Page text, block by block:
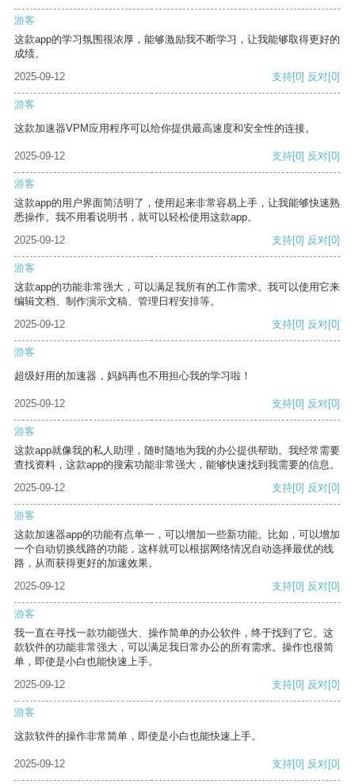
游客
这款app的学习氛围很浓厚，能够激励我不断学习，让我能够取得更好的
成绩。
2025-09-12
支持[0] 反对[0]
游客
这款加速器VPM应用程序可以给你提供最高速度和安全性的连接。
2025-09-12 支持[0] 反对[0]
游客
这款app的用户界面简洁明了，使用起来非常容易上手，让我能够快速熟
悉操作。我不用看说明书，就可以轻松使用这款app。
2025-09-12
支持[0] 反对[0]
游客
这款app的功能非常强大，可以满足我所有的工作需求。我可以使用它来
编辑文档、制作演示文稿、管理日程安排等。
2025-09-12
支持[0] 反对[0]
游客
超级好用的加速器，妈妈再也不用担心我的学习啦！
2025-09-12 支持[0] 反对[0]
游客
这款app就像我的私人助理，随时随地为我的办公提供帮助。我经常需要
查找资料，这款app的搜索功能非常强大，能够快速找到我需要的信息。
2025-09-12
支持[0] 反对[0]
游客
这款加速器app的功能有点单一，可以增加一些新功能。比如，可以增加
一个自动切换线路的功能，这样就可以根据网络情况自动选择最优的线
路，从而获得更好的加速效果。
2025-09-12
支持[0] 反对[0]
游客
我一直在寻找一款功能强大、操作简单的办公软件，终于找到了它。这
款软件的功能非常强大，可以满足我日常办公的所有需求。操作也很简
单，即使是小白也能快速上手。
2025-09-12
支持[0] 反对[0]
游客
这款软件的操作非常简单，即使是小白也能快速上手。
2025-09-12 支持[0] 反对[0]